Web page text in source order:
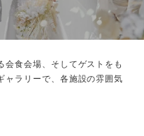
食会場、 そしてゲストをも
ラリーで、 各施設の雰囲気